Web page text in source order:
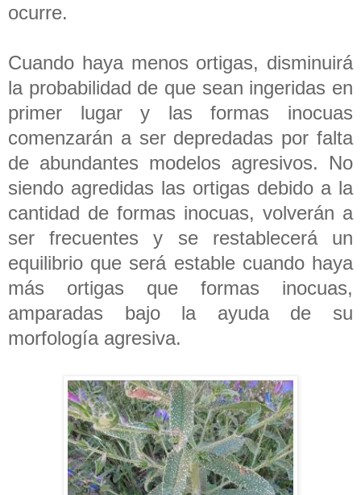
ocurre.
Cuando haya menos ortigas, disminuirá
la probabilidad de que sean ingeridas en
primer lugar y las formas inocuas
comenzarán a ser depredadas por falta
de abundantes modelos agresivos. No
siendo agredidas las ortigas debido a la
cantidad de formas inocuas, volverán a
ser frecuentes y se restablecerá un
equilibrio que será estable cuando haya
más ortigas que formas inocuas,
amparadas bajo la ayuda de su
morfología agresiva.